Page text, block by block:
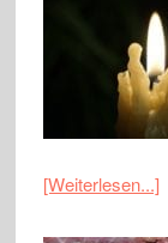
[Weiterlesen...]